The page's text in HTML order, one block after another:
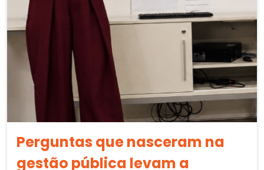
Perguntas que nasceram na
gestão pública levam a